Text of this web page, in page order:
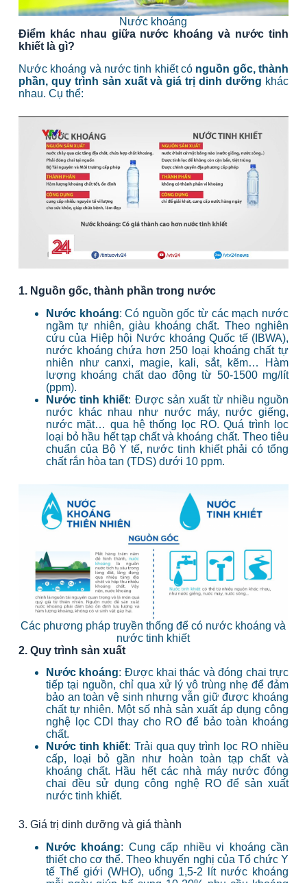
Nước khoáng
Điểm khác nhau giữa nước khoáng và nước tinh
khiết là gì?
Nước khoáng và nước tinh khiết có nguồn gốc, thành
phần, quy trình sản xuất và giá trị dinh dưỡng khác
nhau. Cụ thể:
1. Nguồn gốc, thành phần trong nước
Nước khoáng: Có nguồn gốc từ các mạch nước
ngầm tự nhiên, giàu khoáng chất. Theo nghiên
cứu của Hiệp hội Nước khoáng Quốc tế (IBWA),
nước khoáng chứa hơn 250 loại khoáng chất tự
nhiên như canxi, magie, kali, sắt, kẽm… Hàm
lượng khoáng chất dao động từ 50-1500 mg/lít
(ppm).
Nước tinh khiết: Được sản xuất từ nhiều nguồn
nước khác nhau như nước máy, nước giếng,
nước mặt… qua hệ thống lọc RO. Quá trình lọc
loại bỏ hầu hết tạp chất và khoáng chất. Theo tiêu
chuẩn của Bộ Y tế, nước tinh khiết phải có tổng
chất rắn hòa tan (TDS) dưới 10 ppm.
Các phương pháp truyền thống để có nước khoáng và
nước tinh khiết
2. Quy trình sản xuất
Nước khoáng: Được khai thác và đóng chai trực
tiếp tại nguồn, chỉ qua xử lý vô trùng nhẹ để đảm
bảo an toàn vệ sinh nhưng vẫn giữ được khoáng
chất tự nhiên. Một số nhà sản xuất áp dụng công
nghệ lọc CDI thay cho RO để bảo toàn khoáng
chất.
Nước tinh khiết: Trải qua quy trình lọc RO nhiều
cấp, loại bỏ gần như hoàn toàn tạp chất và
khoáng chất. Hầu hết các nhà máy nước đóng
chai đều sử dụng công nghệ RO để sản xuất
nước tinh khiết.
3. Giá trị dinh dưỡng và giá thành
Nước khoáng: Cung cấp nhiều vi khoáng cần
thiết cho cơ thể. Theo khuyến nghị của Tổ chức Y
tế Thế giới (WHO), uống 1,5-2 lít nước khoáng